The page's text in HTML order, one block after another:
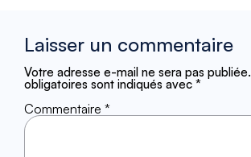
Laisser un commentaire
Votre adresse e-mail ne sera pas publiée.
obligatoires sont indiqués avec *
Commentaire *